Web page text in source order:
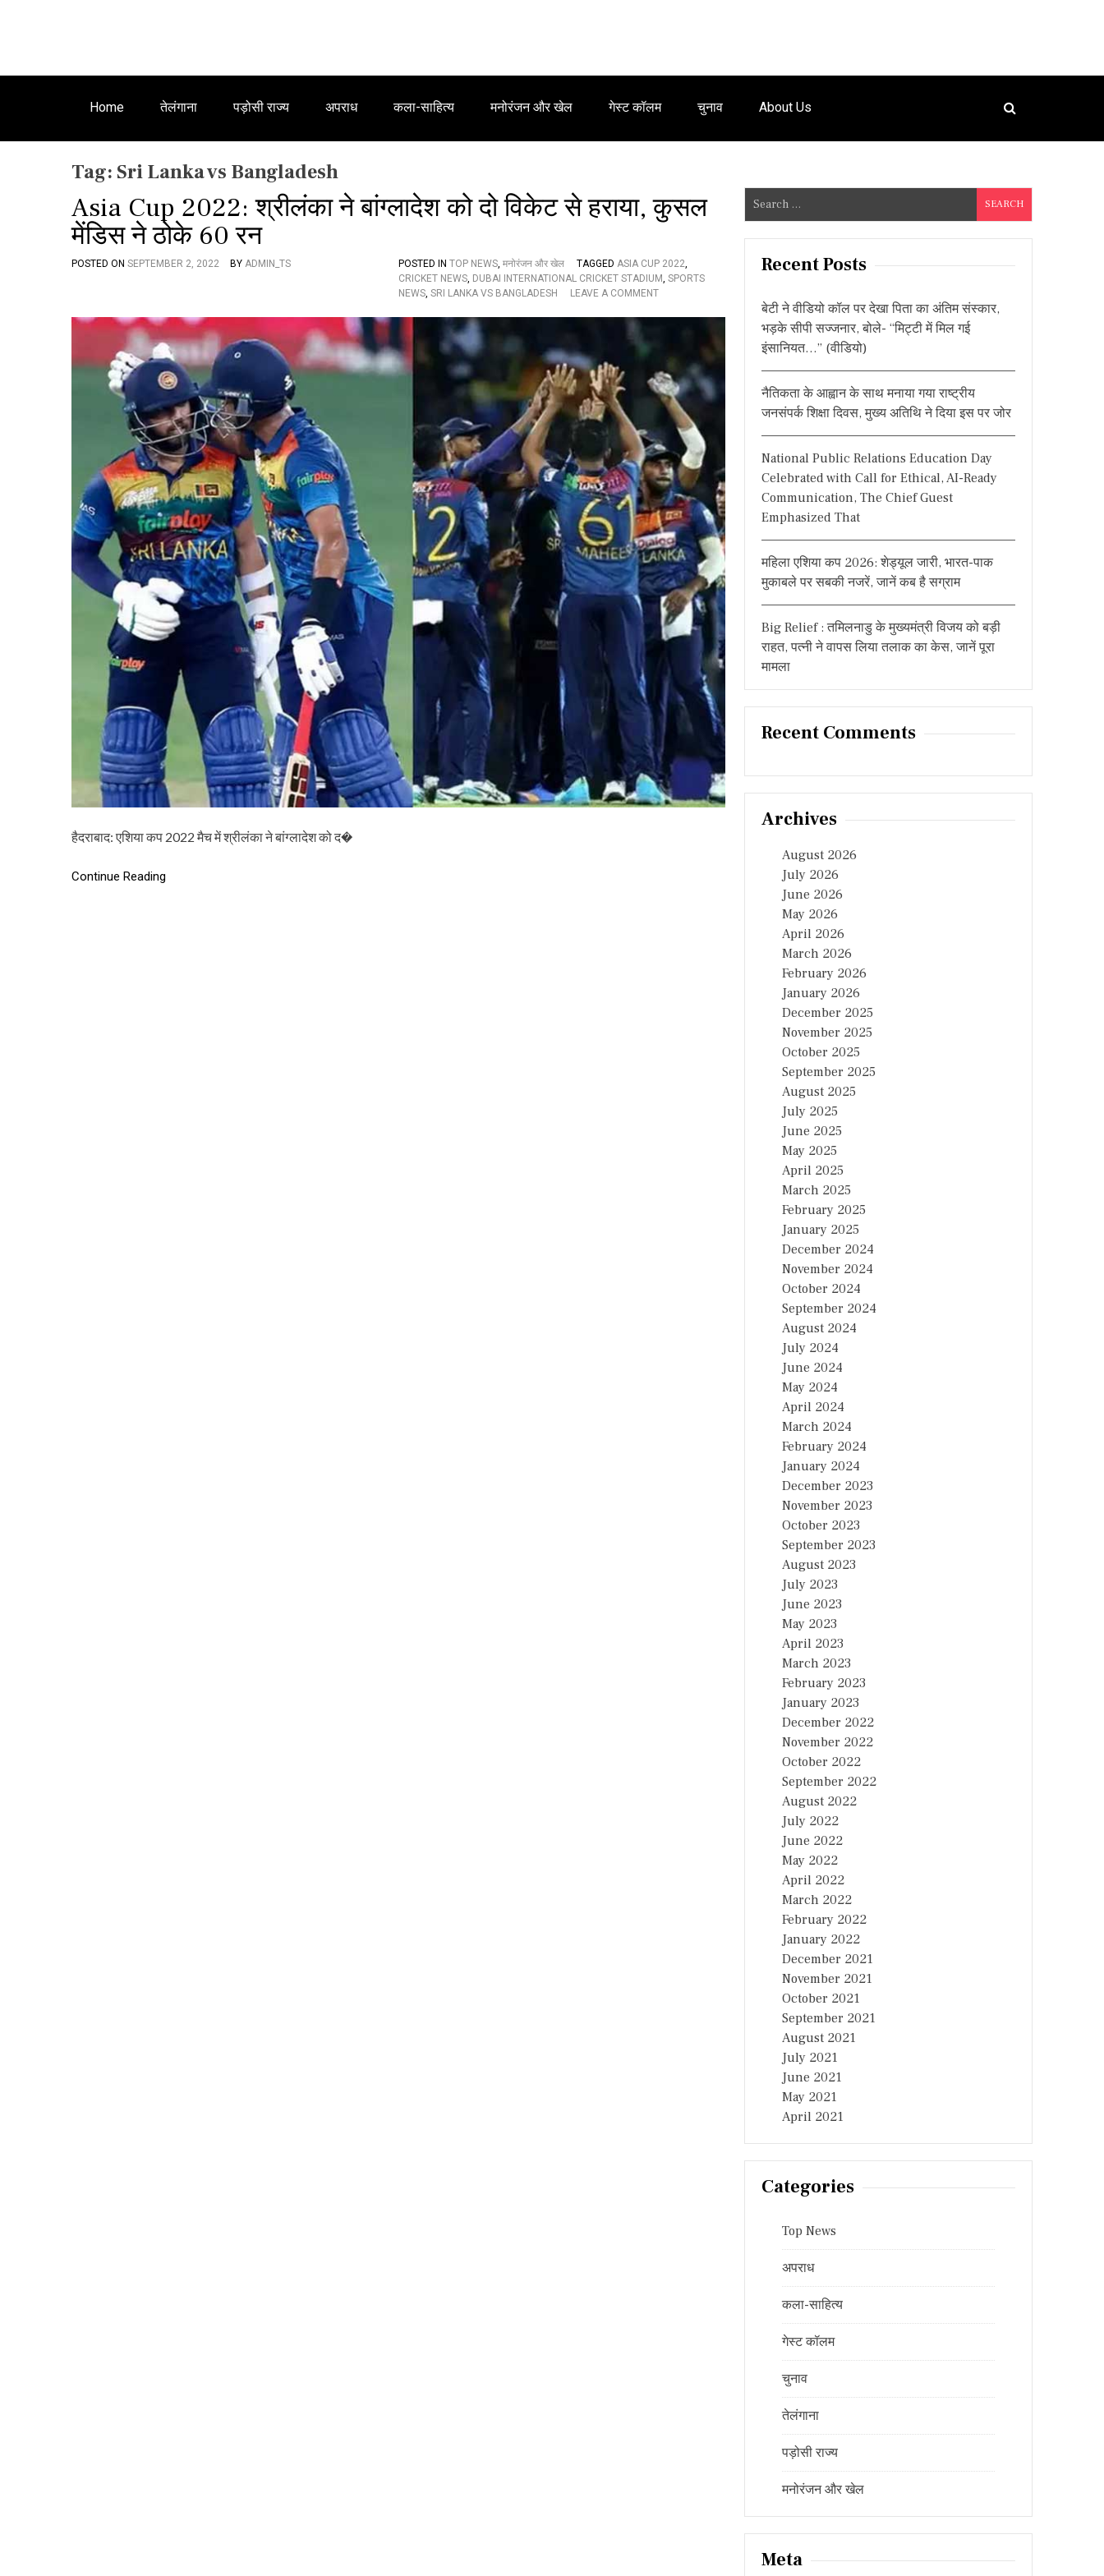
Home तेलंगाना पड़ोसी राज्य अपराध कला-साहित्य मनोरंजन और खेल गेस्ट कॉलम चुनाव About Us
Tag: Sri Lanka vs Bangladesh
Asia Cup 2022: श्रीलंका ने बांग्लादेश को दो विकेट से हराया, कुसल
मेंडिस ने ठोके 60 रन
POSTED ON SEPTEMBER 2, 2022 BY ADMIN_TS POSTED IN TOP NEWS, मनोरंजन और खेल TAGGED ASIA CUP 2022,
CRICKET NEWS, DUBAI INTERNATIONAL CRICKET STADIUM, SPORTS
NEWS, SRI LANKA VS BANGLADESH LEAVE A COMMENTO
C
U
0
2
2
:
श्री
लं
का
ने
बां
ग्ला
दे
श
को
दो
ह
या
,
स
ल
में
हैदराबाद: एशिया कप 2022 मैच में श्रीलंका ने बांग्लादेश को द�
Continue Reading
e
a
Recent Posts
बेटी ने वीडियो कॉल पर देखा पिता का अंतिम संस्कार,
भड़के सीपी सज्जनार, बोले- “मिट्टी में मिल गई
इंसानियत…” (वीडियो)
नैतिकता के आह्वान के साथ मनाया गया राष्ट्रीय
जनसंपर्क शिक्षा दिवस, मुख्य अतिथि ने दिया इस पर जोर
National Public Relations Education Day
Celebrated with Call for Ethical, AI-Ready
Communication, The Chief Guest
Emphasized That
महिला एशिया कप 2026: शेड्यूल जारी, भारत-पाक
मुकाबले पर सबकी नजरें, जानें कब है सग्राम
Big Relief : तमिलनाडु के मुख्यमंत्री विजय को बड़ी
राहत, पत्नी ने वापस लिया तलाक का केस, जानें पूरा
मामला
Recent Comments
Archives
August 2026
July 2026
June 2026
May 2026
April 2026
March 2026
February 2026
January 2026
December 2025
November 2025
October 2025
September 2025
August 2025
July 2025
June 2025
May 2025
April 2025
March 2025
February 2025
January 2025
December 2024
November 2024
October 2024
September 2024
August 2024
July 2024
June 2024
May 2024
April 2024
March 2024
February 2024
January 2024
December 2023
November 2023
October 2023
September 2023
August 2023
July 2023
June 2023
May 2023
April 2023
March 2023
February 2023
January 2023
December 2022
November 2022
October 2022
September 2022
August 2022
July 2022
June 2022
May 2022
April 2022
March 2022
February 2022
January 2022
December 2021
November 2021
October 2021
September 2021
August 2021
July 2021
June 2021
May 2021
April 2021
Categories
Top News
अपराध
कला-साहित्य
गेस्ट कॉलम
चुनाव
तेलंगाना
पड़ोसी राज्य
मनोरंजन और खेल
Meta